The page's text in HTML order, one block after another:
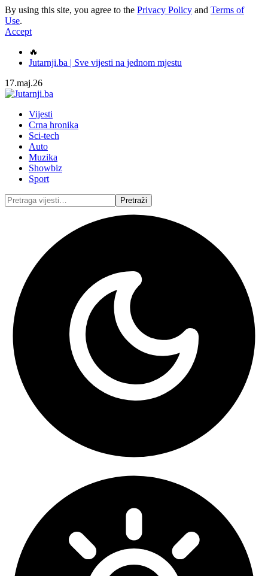
By using this site, you agree to the Privacy Policy and Terms of
Use.
Accept
🔥
Jutarnji.ba | Sve vijesti na jednom mjestu
17.maj.26
Vijesti
Crna hronika
Sci-tech
Auto
Muzika
Showbiz
Sport